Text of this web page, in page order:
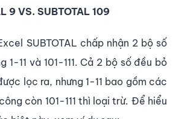
9 VS. SUBTOTAL 109
SUBTOTAL chấp nhận 2 bộ số
1-11 và 101-111. Cả 2 bộ số đều bỏ
lọc ra, nhưng 1-11 bao gồm các
còn 101-111 thì loại trừ. Để hiểu